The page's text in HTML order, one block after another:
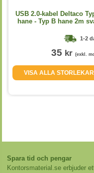
USB 2.0-kabel Deltaco
hane - Typ B hane 2m
1-2
35 kr (exkl.
VISA ALLA STORLEKAR
Spara tid och pengar
Kontorsmaterial.se erbjuder